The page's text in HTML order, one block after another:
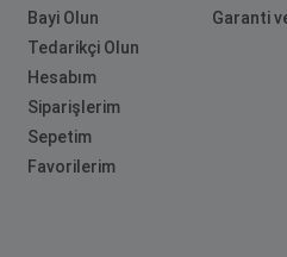
Bayi Olun
Tedarikçi Olun
Hesabım
Siparişlerim
Sepetim
Favorilerim
Garanti